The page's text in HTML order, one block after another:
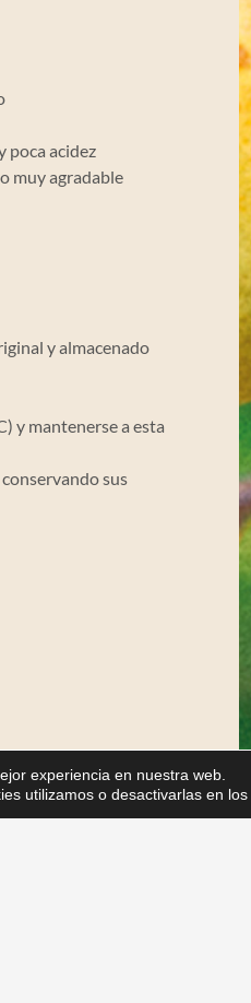
poca acidez
muy agradable
y almacenado
y mantenerse a esta
sus
experiencia en nuestra web.
utilizamos o desactivarlas en los